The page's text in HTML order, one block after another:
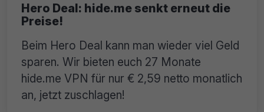
Hero Deal: hide.me senkt erneut die
Preise!
Beim Hero Deal kann man wieder viel Geld
sparen. Wir bieten euch 27 Monate
hide.me VPN für nur € 2,59 netto monatlich
an, jetzt zuschlagen!